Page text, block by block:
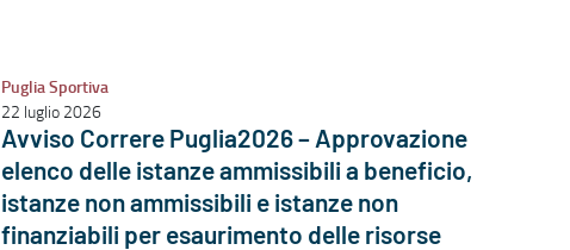
Puglia Sportiva
22 luglio 2026
Avviso Correre Puglia2026 – Approvazione
elenco delle istanze ammissibili a beneficio,
istanze non ammissibili e istanze non
finanziabili per esaurimento delle risorse